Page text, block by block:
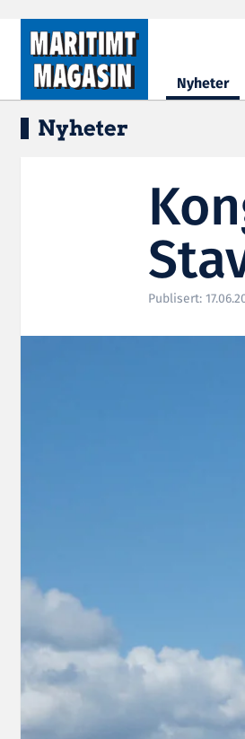
Hopp til hovedinnhold
Nyheter
Nyheter
Publisert: